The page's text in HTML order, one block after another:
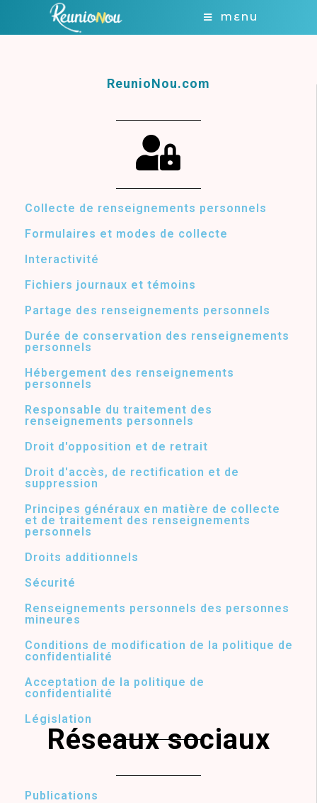
MENU
ReunioNou.com
Collecte de renseignements personnels
Formulaires et modes de collecte
Interactivité
Fichiers journaux et témoins
Partage des renseignements personnels
Durée de conservation des renseignements
personnels
Hébergement des renseignements
personnels
Responsable du traitement des
renseignements personnels
Droit d'opposition et de retrait
Droit d'accès, de rectification et de
suppression
Principes généraux en matière de collecte
et de traitement des renseignements
personnels
Droits additionnels
Sécurité
Renseignements personnels des personnes
mineures
Conditions de modification de la politique de
confidentialité
Acceptation de la politique de
confidentialité
Législation
Réseaux sociaux
Publications